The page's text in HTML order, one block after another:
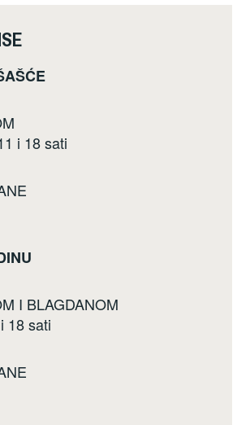
i 18 sati
I BLAGDANOM
18 sati